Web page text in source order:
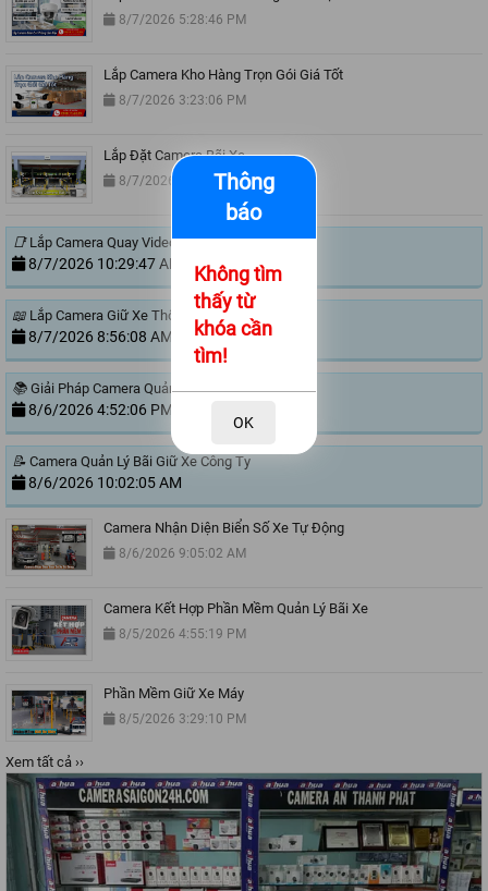
Thông
báo
Không tìm
thấy từ
khóa cần
tìm!
OK
8/7/2026 5:28:46 PM
Lắp Camera Kho Hàng Trọn Gói Giá Tốt
8/7/2026 3:23:06 PM
Lắp Đặt Camera Bãi Xe
8/7/2026 11:00:51 AM
📑 Lắp Camera Quay Video Đóng Hàng Ngoài Sàn
8/7/2026 10:29:47 AM
📖 Lắp Camera Giữ Xe Thông Minh
8/7/2026 8:56:08 AM
📚 Giải Pháp Camera Quản Lý Bãi Xe Trường Học
8/6/2026 4:52:06 PM
📝 Camera Quản Lý Bãi Giữ Xe Công Ty
8/6/2026 10:02:05 AM
Camera Nhận Diện Biển Số Xe Tự Động
8/6/2026 9:05:02 AM
Camera Kết Hợp Phần Mềm Quản Lý Bãi Xe
8/5/2026 4:55:19 PM
Phần Mềm Giữ Xe Máy
8/5/2026 3:29:10 PM
Xem tất cả ››